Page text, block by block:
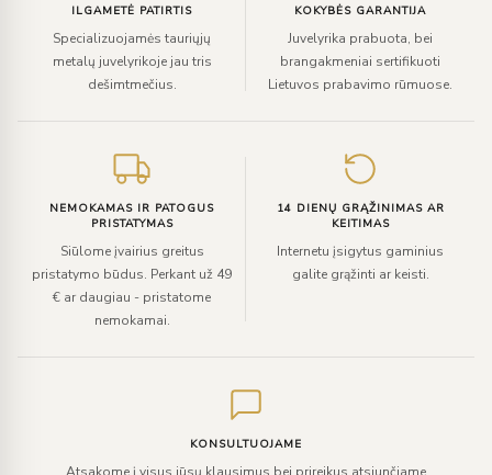
ILGAMETĖ PATIRTIS
Specializuojamės tauriųjų
metalų juvelyrikoje jau tris
dešimtmečius.
KOKYBĖS GARANTIJA
Juvelyrika prabuota, bei
brangakmeniai sertifikuoti
Lietuvos prabavimo rūmuose.
NEMOKAMAS IR PATOGUS
PRISTATYMAS
Siūlome įvairius greitus
pristatymo būdus. Perkant už 49
€ ar daugiau - pristatome
nemokamai.
14 DIENŲ GRĄŽINIMAS AR
KEITIMAS
Internetu įsigytus gaminius
galite grąžinti ar keisti.
KONSULTUOJAME
Atsakome į visus jūsų klausimus bei prireikus atsiunčiame